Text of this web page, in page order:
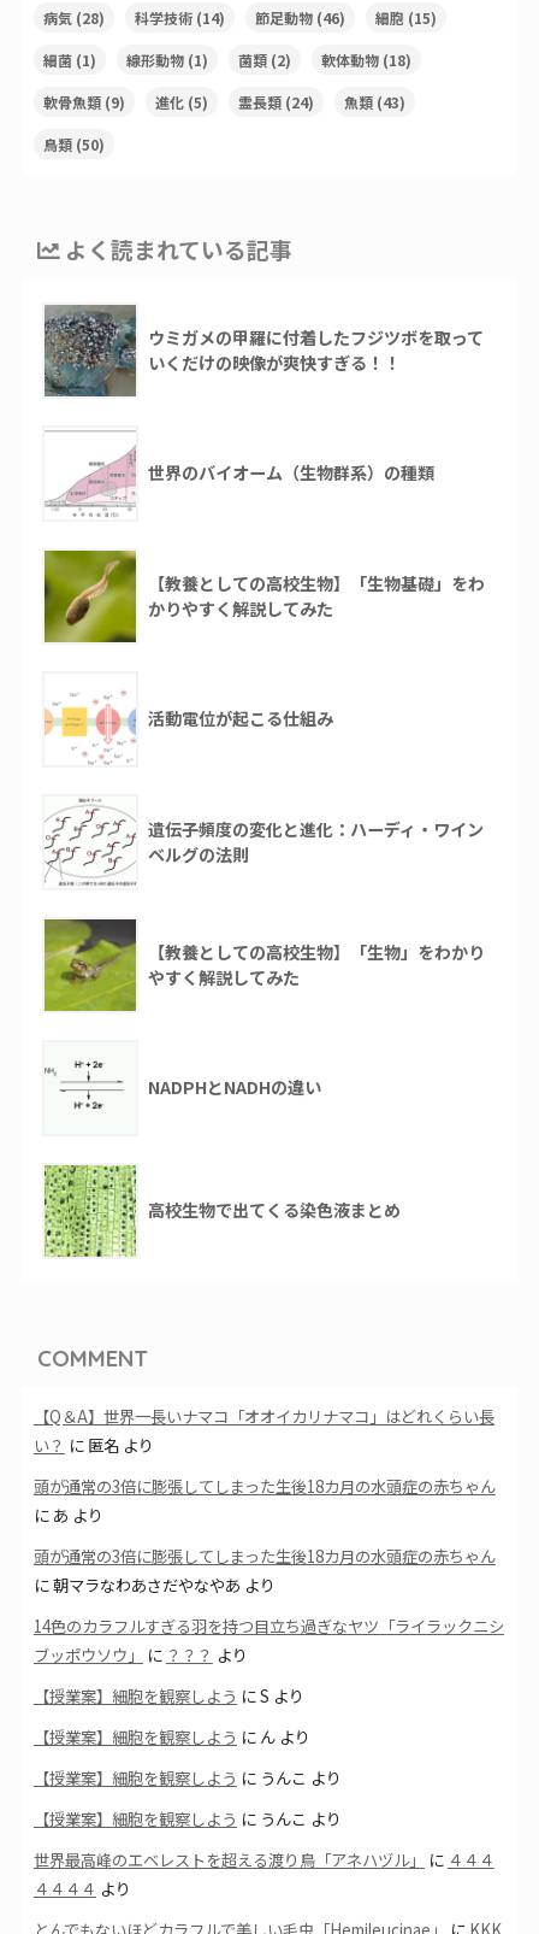
病気(28) 科学技術(14) 節足動物(46) 細胞 (15)
細菌(1) 線形動物(1) 菌類(2) 軟体動物(18)
軟骨魚類(9) 進化(5) 霊長類(24) 魚類(43)
鳥類(50)
よく読まれている記事
ウミガメの甲羅に付着したフジツボを取って
いくだけの映像が爽快すぎる！！
世界のバイオーム（生物群系）の種類
【教養としての高校生物】「生物基礎」をわ
かりやすく解説してみた
活動電位が起こる仕組み
遺伝子頻度の変化と進化：ハーディ・ワイン
ベルグの法則
【教養としての高校生物】「生物」をわかり
やすく解説してみた
NADPHとNADHの違い
高校生物で出てくる染色液まとめ
COMMENT
【Q＆A】世界一長いナマコ「オオイカリナマコ」はどれくらい長
い？ に 匿名より
頭が通常の3倍に膨張してしまった生後18カ月の水頭症の赤ちゃん
に あ より
頭が通常の3倍に膨張してしまった生後18カ月の水頭症の赤ちゃん
に朝マラなわあさだやなやあ より
14色のカラフルすぎる羽を持つ目立ち過ぎなヤツ「ライラックニシ
ブッポウソウ」
に ？？？ より
【授業案】細胞を観察しよう にS より
【授業案】細胞を観察しよう に んより
【授業案】細胞を観察しよう に うんこ より
【授業案】細胞を観察しよう に うんこ より
世界最高峰のエベレストを超える渡り鳥「アネハヅル」
に ４４４
４４４４ より